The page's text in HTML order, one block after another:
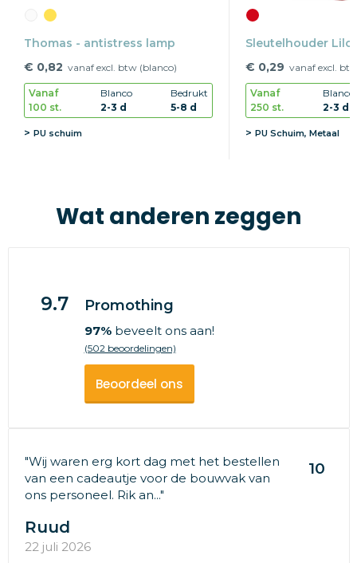
Thomas - antistress lamp
€ 0,82 vanaf excl. btw (blanco)
Vanaf
100 st.
Blanco
2-3 d
Bedrukt
5-8 d
PU schuim
Sleutelhouder
€ 0,29 vanaf excl.
Vanaf
250 st.
Blanco
2-3 d
PU Schuim, Metaal
Wat anderen zeggen
9.7 Promothing
97%beveelt ons aan!
(502 beoordelingen)
Beoordeel ons
"Wij waren erg kort dag met het bestellen
van een cadeautje voor de bouwvak van
ons personeel. Rik an..."
10
Ruud
22 juli 2026